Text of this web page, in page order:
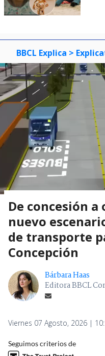
BBCL Explica >
De concesión
nuevo
de transporte
Concepción
Bárbara Haas
Editora BBCL
Viernes 07 Agosto, 2026 |
Seguimos criterios de